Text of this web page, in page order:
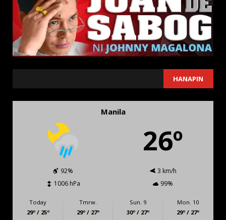
HANAPIN
Manila
26º
92%
3 km/h
1006 hPa
99%
Today
29º / 25º
Tmrw.
29º / 27º
Sun. 9
30º / 27º
Mon. 10
29º / 27º